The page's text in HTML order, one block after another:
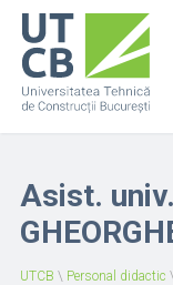
Asist.
UTCB \ Personal didactic \